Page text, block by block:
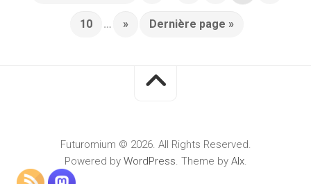
10 … » Dernière page »
Futuromium © 2026. All Rights Reserved.
Powered by WordPress. Theme by Alx.